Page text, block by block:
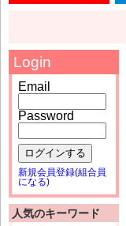
Login
Email
Password
ログインする
新規会員登録(組合員
になる)
人気のキーワード